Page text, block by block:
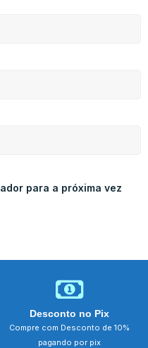
para a próxima vez
Desconto no Pix
Compre com Desconto de 10%
pagando por pix